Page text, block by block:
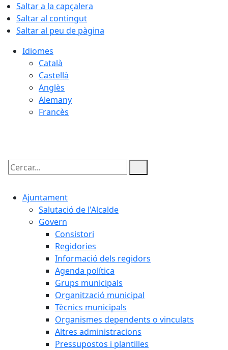
Saltar a la capçalera
Saltar al contingut
Saltar al peu de pàgina
Idiomes
Català
Castellà
Anglès
Alemany
Francès
Cercar:
Ajuntament
Salutació de l'Alcalde
Govern
Consistori
Regidories
Informació dels regidors
Agenda política
Grups municipals
Organització municipal
Tècnics municipals
Organismes dependents o vinculats
Altres administracions
Pressupostos i plantilles